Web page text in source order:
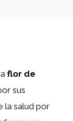
flor de
sus
la salud por